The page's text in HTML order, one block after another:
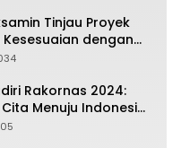
Tinjau Proyek
Kesesuaian dengan
Rakornas 2024:
Menuju Indonesia